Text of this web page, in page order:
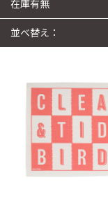
在庫有無
並べ替え：